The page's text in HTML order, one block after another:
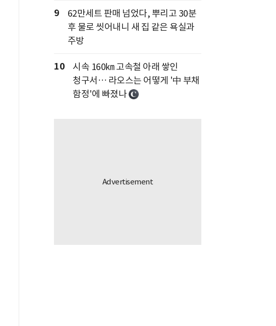
9
62만세트 판매 넘었다, 뿌리고 30분
후 물로 씻어내니 새 집 같은 욕실과
주방
10
시속 160㎞ 고속철 아래 쌓인
청구서… 라오스는 어떻게 '中 부채
함정'에 빠졌나